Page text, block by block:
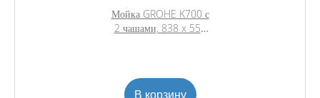
Мойка GROHE K700 с
2 чашами, 838 x 559
В корзину